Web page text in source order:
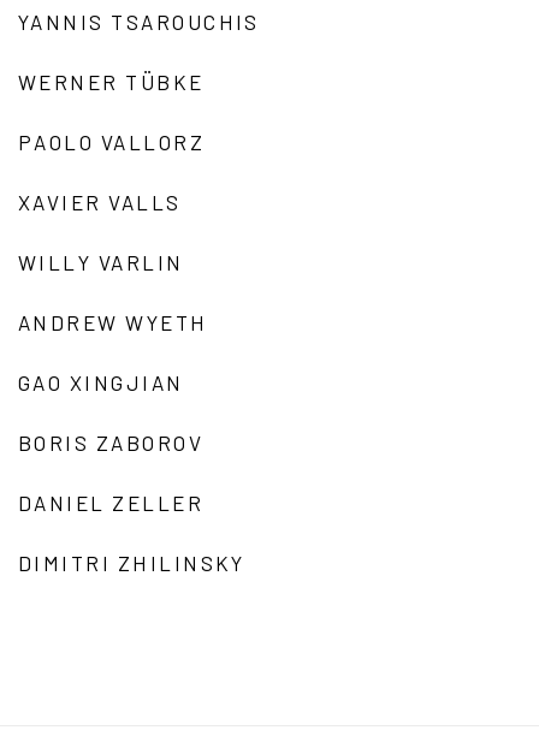
YANNIS TSAROUCHIS
WERNER TÜBKE
PAOLO VALLORZ
XAVIER VALLS
WILLY VARLIN
ANDREW WYETH
GAO XINGJIAN
BORIS ZABOROV
DANIEL ZELLER
DIMITRI ZHILINSKY